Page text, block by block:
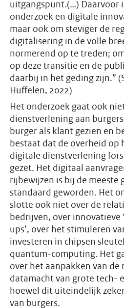
uitgangspunt.(…) Daarvoor
onderzoek en digitale
maar ook om steviger de
digitalisering in de volle
normerend op te treden;
op deze transitie en de
daarbij in het geding zijn.”
Huffelen, 2022)
Het onderzoek gaat ook
dienstverlening aan
burger als klant gezien en
bestaat dat de overheid op
digitale dienstverlening
gezet. Het digitaal
rijbewijzen is bij de meeste
standaard geworden. Het
slotte ook niet over de
bedrijven, over innovatieve
ups’, over het stimuleren
investeren in chipsen
quantum-computing. Het
over het aanpakken van de
datamacht van grote tech-
hoewel dit uiteindelijk
van burgers.